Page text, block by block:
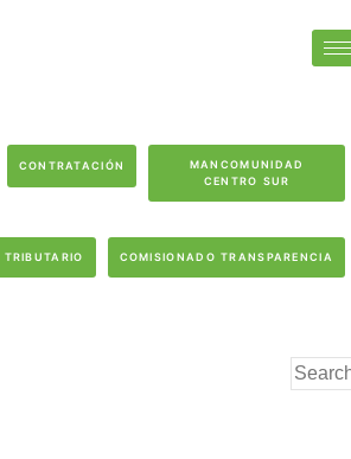
CONTRATACIÓN
MANCOMUNIDAD
CENTRO SUR
TRIBUTARIO COMISIONADO TRANSPARENCIA
de herramientas